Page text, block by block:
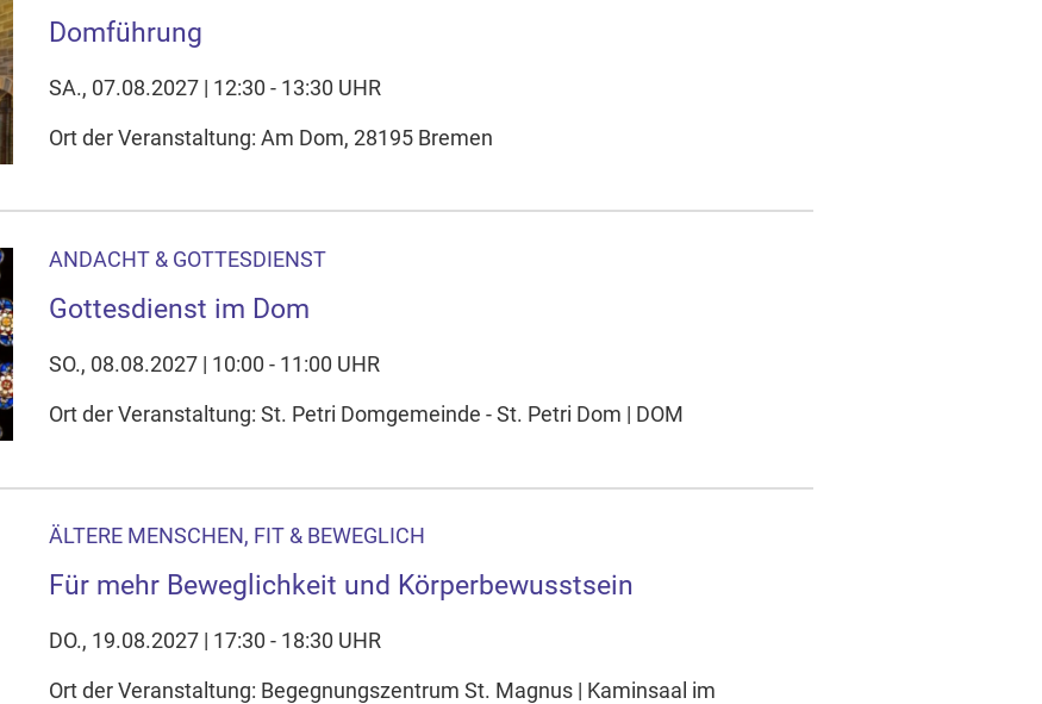
Domführung
SA., 07.08.2027 | 12:30 - 13:30 UHR
Ort der Veranstaltung: Am Dom, 28195 Bremen
ANDACHT & GOTTESDIENST
Gottesdienst im Dom
SO., 08.08.2027 | 10:00 - 11:00 UHR
Ort der Veranstaltung: St. Petri Domgemeinde - St. Petri Dom | DOM
ÄLTERE MENSCHEN, FIT & BEWEGLICH
Für mehr Beweglichkeit und Körperbewusstsein
DO., 19.08.2027 | 17:30 - 18:30 UHR
Ort der Veranstaltung: Begegnungszentrum St. Magnus | Kaminsaal im